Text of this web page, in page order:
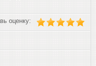
оценку: